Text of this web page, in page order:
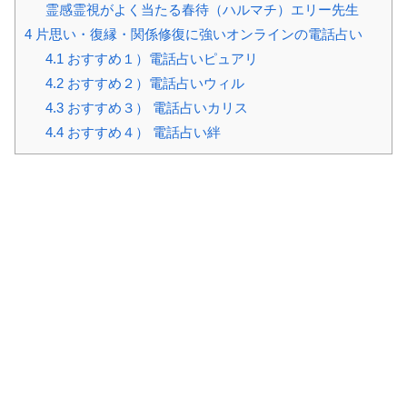
霊感霊視がよく当たる春待（ハルマチ）エリー先生
4 片思い・復縁・関係修復に強いオンラインの電話占い
4.1 おすすめ１）電話占いピュアリ
4.2おすすめ２）電話占いウィル
4.3おすすめ３） 電話占いカリス
4.4おすすめ４） 電話占い絆